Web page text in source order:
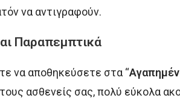
να αντιγραφούν.
Παραπεμπτικά
να αποθηκεύσετε στα “
ασθενείς σας, πολύ εύκολα